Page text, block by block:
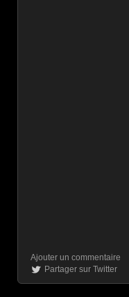
Ajouter un commentaire
Partager sur Twitter